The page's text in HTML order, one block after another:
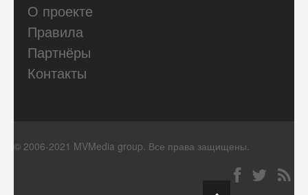
О проекте
Правила
Партнёры
Контакты
© 2006-2021 MVMedia group. Все права защищены.